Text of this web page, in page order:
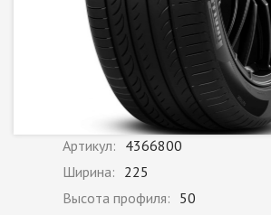
Артикул: 4366800
Ширина: 225
Высота профиля: 50